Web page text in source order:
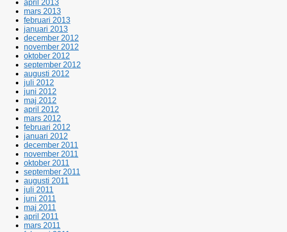
april 2013
mars 2013
februari 2013
januari 2013
december 2012
november 2012
oktober 2012
september 2012
augusti 2012
juli 2012
juni 2012
maj 2012
april 2012
mars 2012
februari 2012
januari 2012
december 2011
november 2011
oktober 2011
september 2011
augusti 2011
juli 2011
juni 2011
maj 2011
april 2011
mars 2011